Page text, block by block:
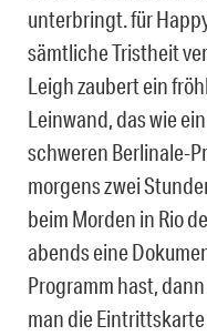
unterbringt. für
sämtliche Tristheit
Leigh zaubert ein
Leinwand, das wie
schweren Berlinale-
morgens zwei
beim Morden in Rio
abends eine
Programm hast,
man die